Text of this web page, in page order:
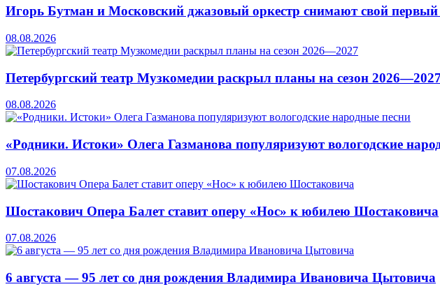
Игорь Бутман и Московский джазовый оркестр снимают свой первый
08.08.2026
Петербургский театр Музкомедии раскрыл планы на сезон 2026—2027
08.08.2026
«Родники. Истоки» Олега Газманова популяризуют вологодские
07.08.2026
Шостакович Опера Балет ставит оперу «Нос» к юбилею Шостаковича
07.08.2026
6 августа — 95 лет со дня рождения Владимира Ивановича Цытовича